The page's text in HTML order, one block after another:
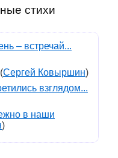
стихи
– встречай...
(Сергей Ковыршин)
взглядом...
в наши
)